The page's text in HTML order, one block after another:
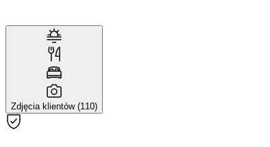
Zdjęcia klientów (110)